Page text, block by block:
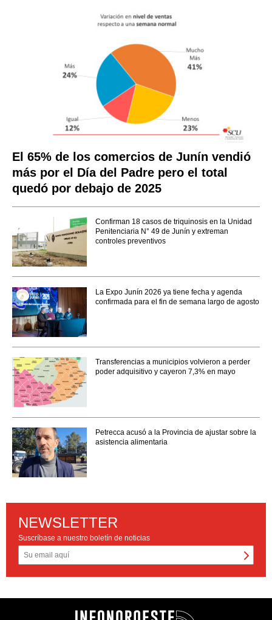
El 65% de los comercios de Junín vendió
más por el Día del Padre pero el total
quedó por debajo de 2025
Confirman 18 casos de triquinosis en la Unidad
Penitenciaria N° 49 de Junín y extreman
controles preventivos
La Expo Junín 2026 ya tiene fecha y agenda
confirmada para el fin de semana largo de agosto
Transferencias a municipios volvieron a perder
poder adquisitivo y cayeron 7,3% en mayo
Petrecca acusó a la Provincia de ajustar sobre la
asistencia alimentaria
NEWSLETTER
Suscríbase a nuestro boletín de noticias